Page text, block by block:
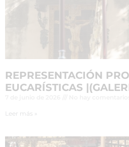
REPRESENTACIÓN
EUCARÍSTICAS
Leer más »